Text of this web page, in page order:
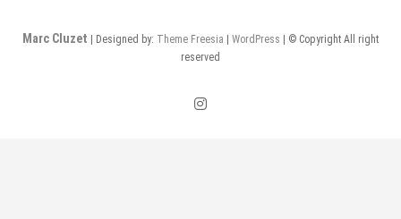
Marc Cluzet | Designed by: Theme Freesia WordPress | © Copyright All right
reserved
instagram